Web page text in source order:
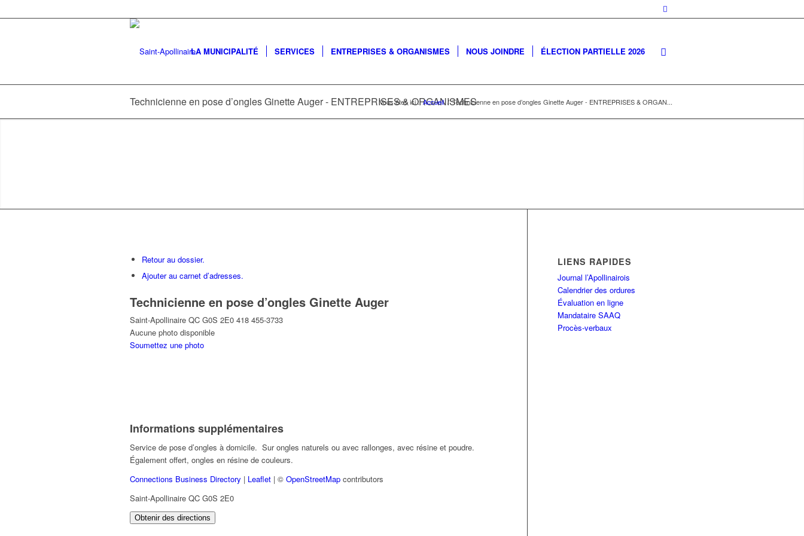
LA MUNICIPALITÉ SERVICES ENTREPRISES & ORGANISMES NOUS JOINDRE ÉLECTION PARTIELLE 2026
Technicienne en pose d’ongles Ginette Auger - ENTREPRISES & ORGANISMES
Vous êtes ici : Accueil / Technicienne en pose d’ongles Ginette Auger - ENTREPRISES & ORGAN...
Retour au dossier.
Ajouter au carnet d’adresses.
Technicienne en pose d’ongles Ginette Auger
Saint-Apollinaire QC G0S 2E0 418 455-3733
Aucune photo disponible
Soumettez une photo
Informations supplémentaires
Service de pose d’ongles à domicile. Sur ongles naturels ou avec rallonges, avec résine et poudre.
Également offert, ongles en résine de couleurs.
Connections Business Directory | Leaflet | © OpenStreetMap contributors
Saint-Apollinaire QC G0S 2E0
Obtenir des directions
LIENS RAPIDES
Journal l’Apollinairois
Calendrier des ordures
Évaluation en ligne
Mandataire SAAQ
Procès-verbaux